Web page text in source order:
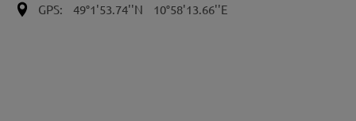
GPS:
49°1'53.74''N 10°58'13.66''E